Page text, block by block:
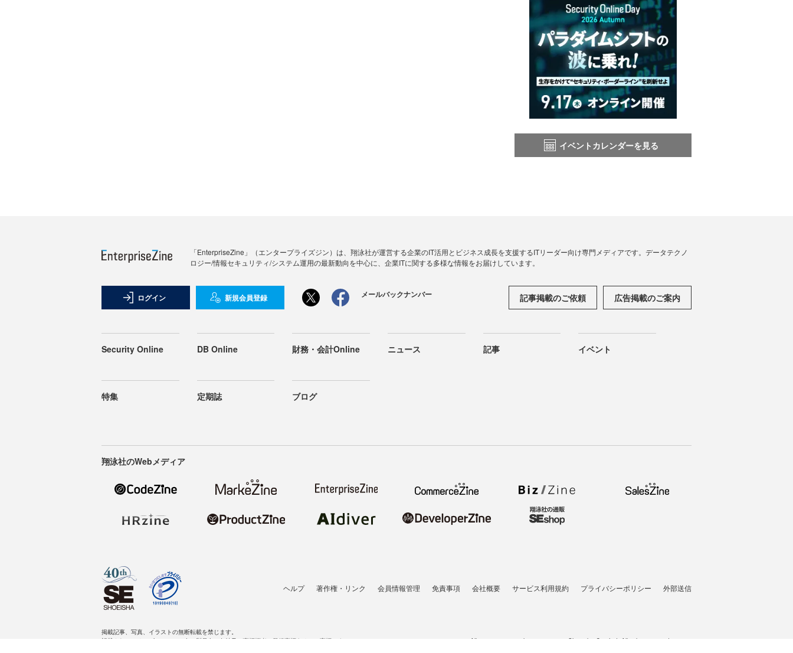
イベントカレンダーを見る
「EnterpriseZine」（エンタープライズジン）は、翔泳社が運営する企業のIT活用とビジネス成長を支援するITリーダー向け専門メディアです。データテクノ
ロジー/情報セキュリティ/システム運用の最新動向を中心に、企業ITに関する多様な情報をお届けしています。
ログイン 新規会員登録 メールバックナンバー 記事掲載のご依頼 広告掲載のご案内
Security Online DB Online 財務・会計Online ニュース 記事 イベント
特集 定期誌 ブログ
翔泳社のWebメディア
ヘルプ 著作権・リンク 会員情報管理 免責事項 会社概要 サービス利用規約 プライバシーポリシー 外部送信
掲載記事、写真、イラストの無断転載を禁じます。
記載されているロゴ、システム名、製品名は各社及び商標権者の登録商標あるいは商標です。
All contents copyright © 2007-2026 Shoeisha Co., Ltd. All rights reserved. ver.1.5